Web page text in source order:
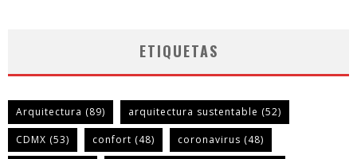
ETIQUETAS
Arquitectura (89) arquitectura sustentable (52)
CDMX (53) confort (48) coronavirus (48)